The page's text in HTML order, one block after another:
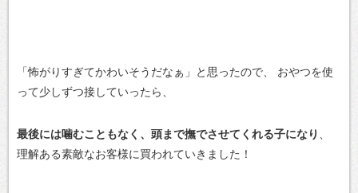
「怖がりすぎてかわいそうだなぁ」と思ったので、
おやつを使
って少しずつ接していったら、
最後には噛むこともなく、頭まで撫でさせてくれる子になり
理解ある素敵なお客様に買われていきました！